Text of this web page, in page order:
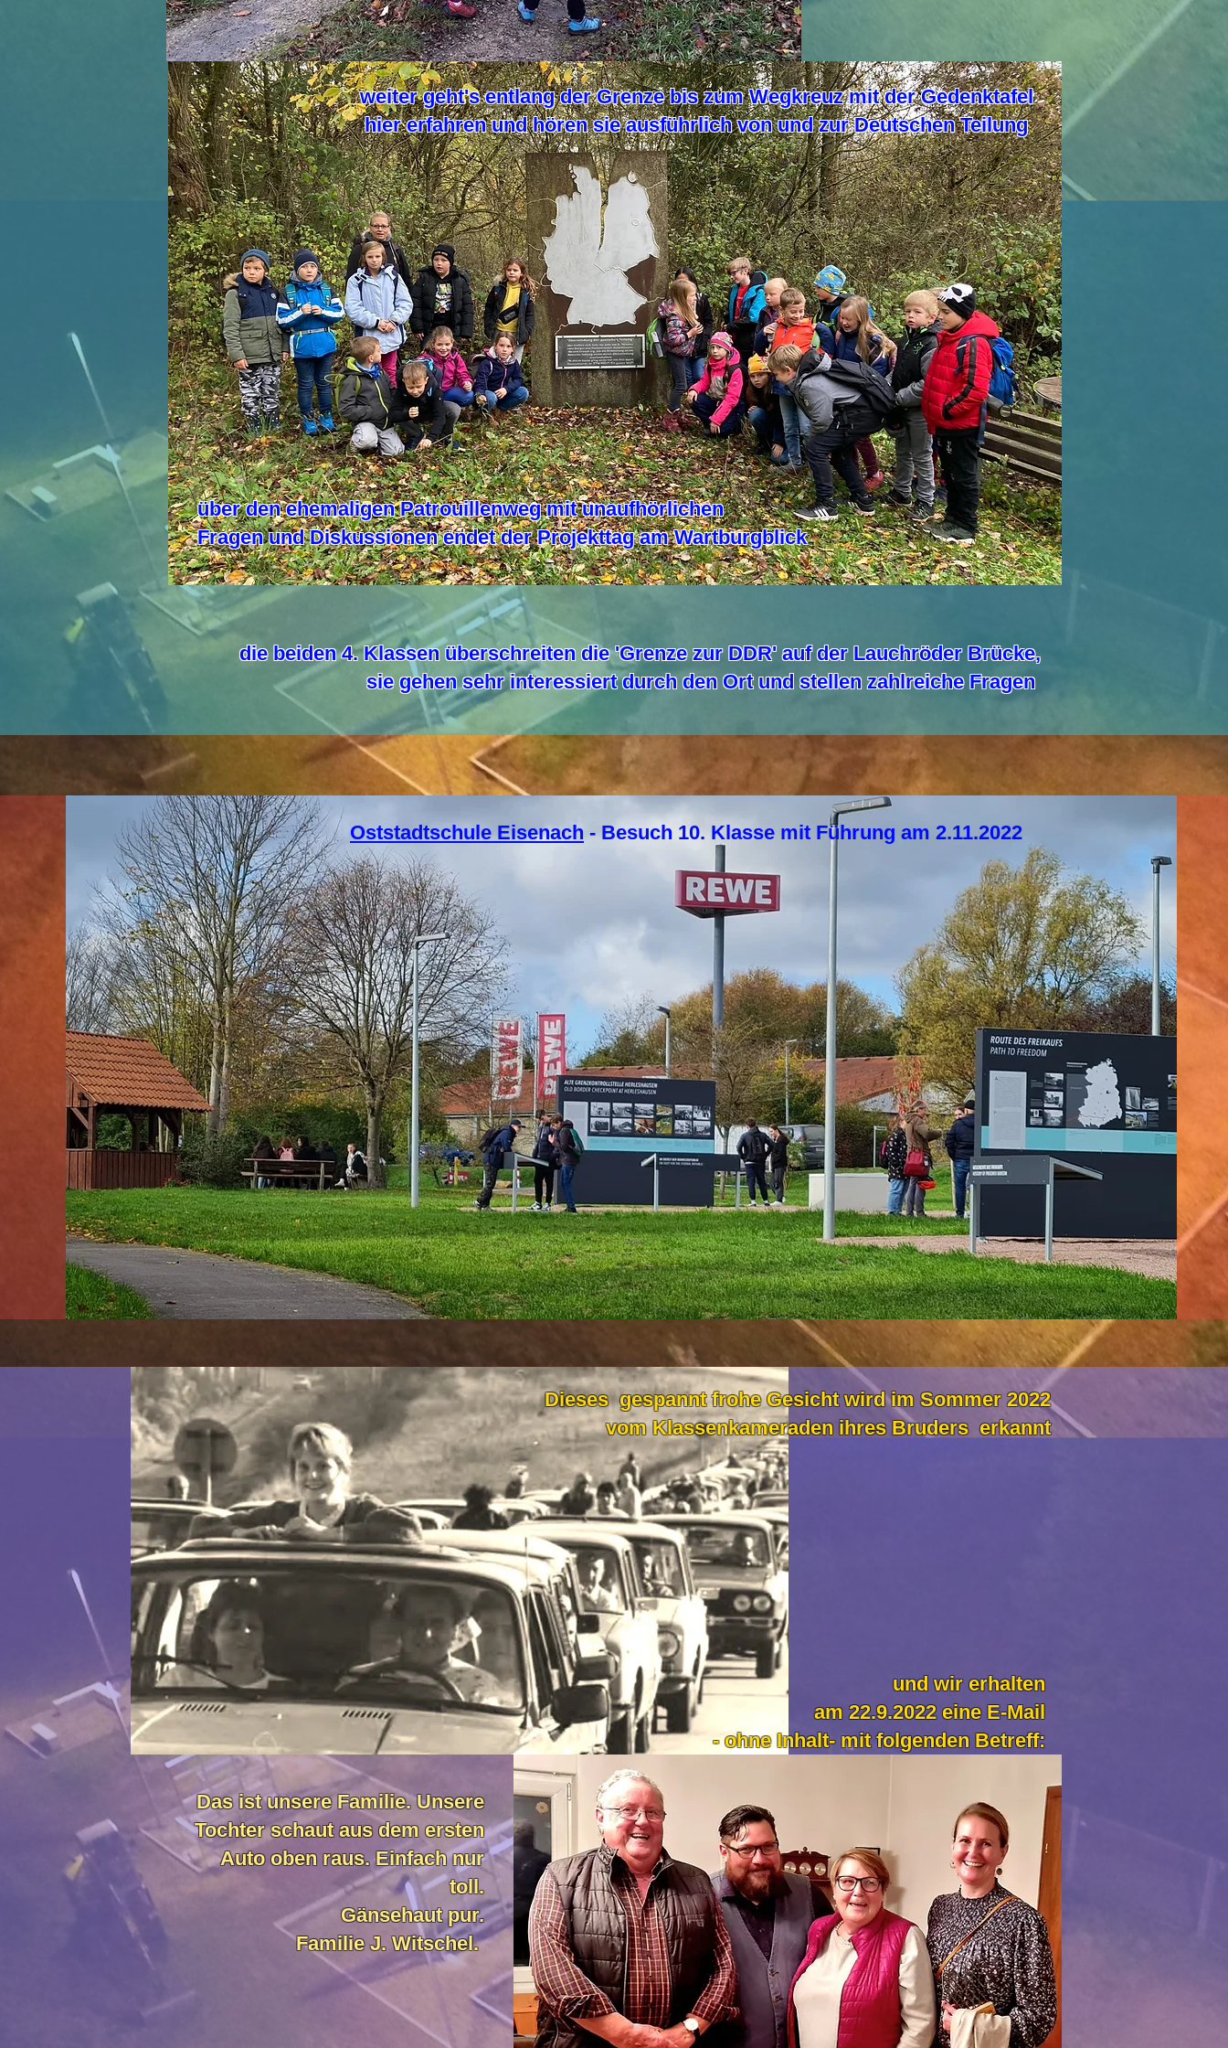
weiter geht's entlang der Grenze bis zum Wegkreuz mit der Gedenktafel
hier erfahren und hören sie ausführlich von und zur Deutschen Teilung
über den ehemaligen Patrouillenweg mit unaufhörlichen
Fragen und Diskussionen endet der Projekttag am Wartburgblick
die beiden 4. Klassen überschreiten die 'Grenze zur DDR' auf der Lauchröder Brücke,
sie gehen sehr interessiert durch den Ort und stellen zahlreiche Fragen
Oststadtschule Eisenach - Besuch 10. Klasse mit Führung am 2.11.2022
Dieses gespannt frohe Gesicht wird im Sommer 2022
vom Klassenkameraden ihres Bruders erkannt
und wir erhalten
am 22.9.2022 eine E-Mail
- ohne Inhalt- mit folgenden Betreff:
Das ist unsere Familie. Unsere
Tochter schaut aus dem ersten
Auto oben raus. Einfach nur
toll.
Gänsehaut pur.
Familie J. Witschel.